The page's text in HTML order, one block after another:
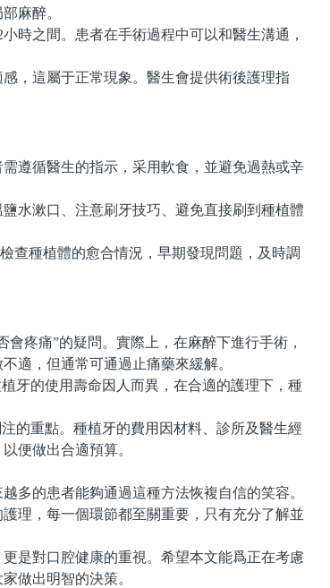
麻醉。
之間。患者在手術過程中可以和醫生溝通，
這屬于正常現象。醫生會提供術後護理指
循醫生的指示，采用軟食，並避免過熱或辛
漱口、注意刷牙技巧、避免直接刷到種植體
種植體的愈合情況，早期發現問題，及時調
疼痛”的疑問。實際上，在麻醉下進行手術，
適，但通常可通過止痛藥來緩解。
的使用壽命因人而異，在合適的護理下，種
重點。種植牙的費用因材料、診所及醫生經
便做出合適預算。
的患者能夠通過這種方法恢複自信的笑容。
理，每一個環節都至關重要，只有充分了解並
對口腔健康的重視。希望本文能爲正在考慮
做出明智的決策。